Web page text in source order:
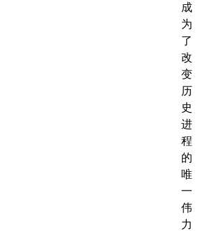
成
为
了
改
变
历
史
进
程
的
唯
一
伟
力